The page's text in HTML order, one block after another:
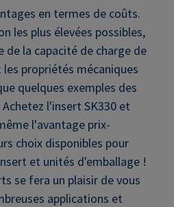
en termes de coûts.
les plus élevées possibles,
la capacité de charge de
propriétés mécaniques
quelques exemples des
l'insert SK330 et
l'avantage prix-
choix disponibles pour
et unités d'emballage !
se fera un plaisir de vous
applications et